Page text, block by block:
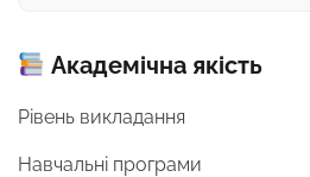
Академічна якість
Рівень викладання
Навчальні програми